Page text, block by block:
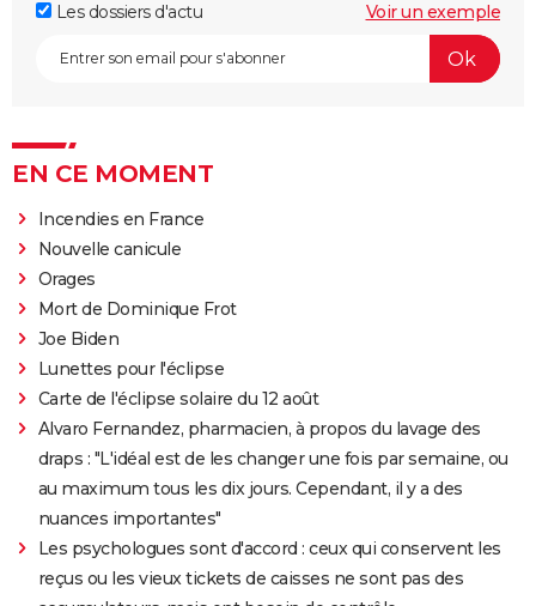
Les dossiers d'actu
Voir un exemple
EN CE MOMENT
Incendies en France
Nouvelle canicule
Orages
Mort de Dominique Frot
Joe Biden
Lunettes pour l'éclipse
Carte de l'éclipse solaire du 12 août
Alvaro Fernandez, pharmacien, à propos du lavage des
draps : "L'idéal est de les changer une fois par semaine, ou
au maximum tous les dix jours. Cependant, il y a des
nuances importantes"
Les psychologues sont d'accord : ceux qui conservent les
reçus ou les vieux tickets de caisses ne sont pas des